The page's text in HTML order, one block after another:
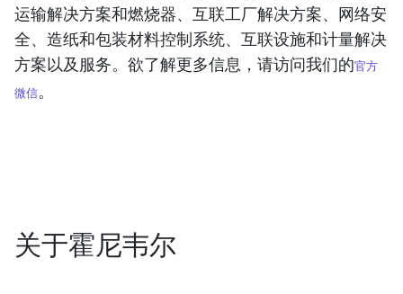
运输解决方案和燃烧器、互联工厂解决方案、网络安
全、造纸和包装材料控制系统、互联设施和计量解决
方案以及服务。欲了解更多信息，请访问我们的官方
微信。
关于霍尼韦尔